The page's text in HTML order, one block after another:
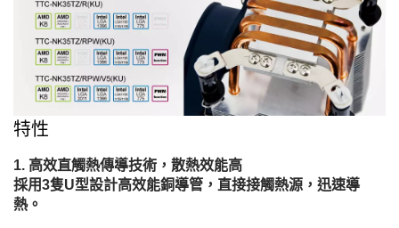
特性
高效直觸熱傳導技術，散熱效能高
採用3隻U型設計高效能銅導管，直接接觸熱源，迅速導
熱。